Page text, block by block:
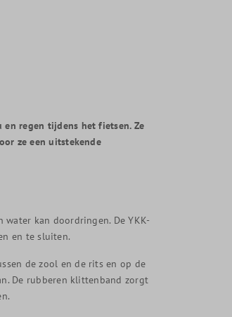
en regen tijdens het fietsen. Ze
ze een uitstekende
water kan doordringen. De YKK-
en te sluiten.
de zool en de rits en op de
De rubberen klittenband zorgt